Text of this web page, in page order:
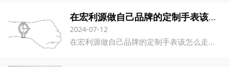
在宏利源做自己品牌的定制手表该怎么走流程
2024-07-12
在宏利源做自己品牌的定制手表该怎么走流程